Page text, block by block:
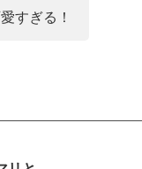
すぎる！